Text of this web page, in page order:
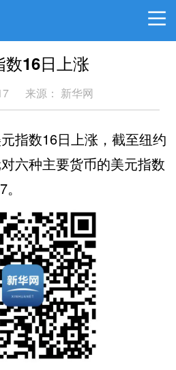
数16日上涨
来源： 新华网
数16日上涨，截至纽约
六种主要货币的美元指数